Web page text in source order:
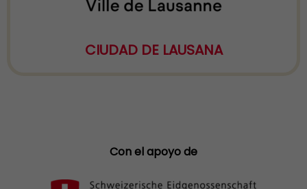
CIUDAD DE LAUSANA
Con el apoyo de